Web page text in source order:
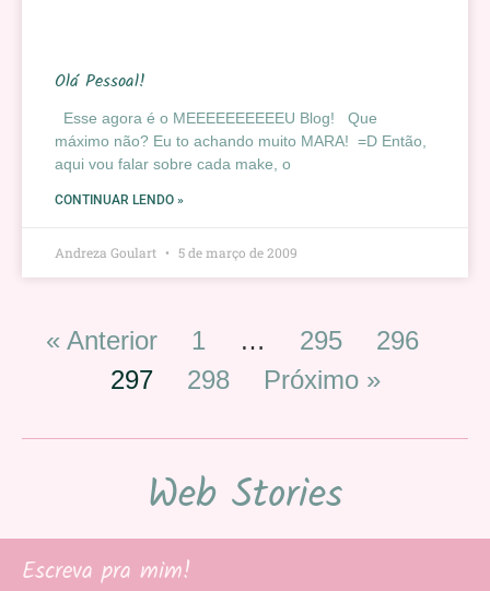
Olá Pessoal!
Esse agora é o MEEEEEEEEEEU Blog! Que
máximo não? Eu to achando muito MARA! =D Então,
aqui vou falar sobre cada make, o
CONTINUAR LENDO »
Andreza Goulart 5 de março de 2009
« Anterior 1 … 295
296
297
298 Próximo »
Web Stories
Escreva pra mim!